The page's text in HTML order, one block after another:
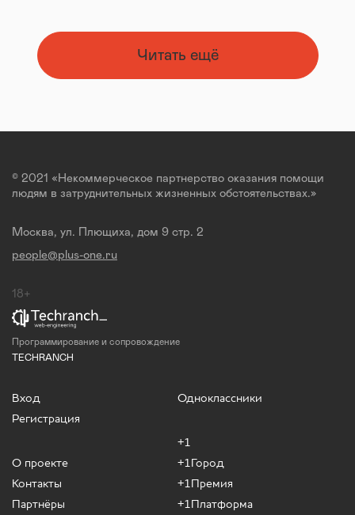
Читать ещё
© 2021 «Некоммерческое партнерство оказания помощи
людям в затруднительных жизненных обстоятельствах.»
Москва, ул. Плющиха, дом 9 стр. 2
people@plus-one.ru
18+
Программирование и сопровождение
TECHRANCH
Вход
Регистрация
О проекте
Контакты
Партнёры
Одноклассники
+1
+1Город
+1Премия
+1Платформа